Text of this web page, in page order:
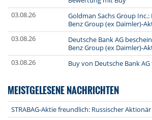
03.08.26
Goldman Sachs Group
Benz Group (ex Daimler)-
03.08.26
Deutsche Bank AG
Benz Group (ex Daimler)-
03.08.26
Buy von Deutsche Bank
MEISTGELESENE NACHRICHTEN
STRABAG-Aktie freundlich: Russischer